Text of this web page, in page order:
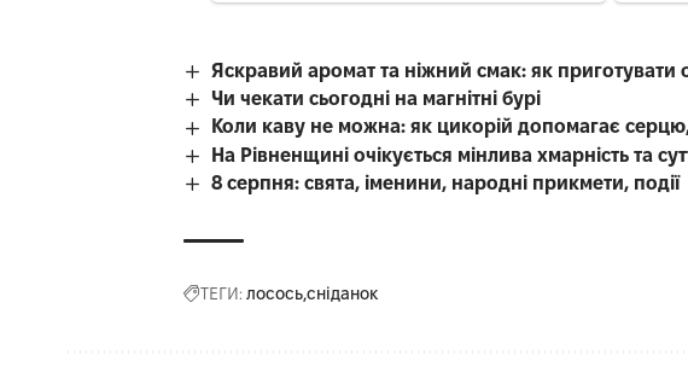
Яскравий аромат та ніжний смак: як приготувати
Чи чекати сьогодні на магнітні бурі
Коли каву не можна: як цикорій допомагає
На Рівненщині очікується мінлива хмарність та
8 серпня: свята, іменини, народні прикмети, події
ТЕГИ: лососьсніданок